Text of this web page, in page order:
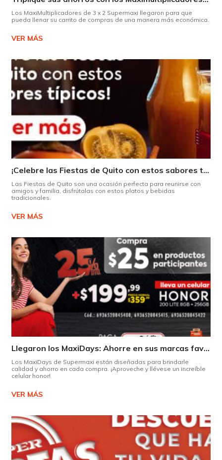
Los MaxiMultiplicadores de 3 x 2 Supermaxi llegaron para que
pueda llenar su carrito de compras de una manera más económica.
VER MÁS
¡Celebre las Fiestas de Quito con estos sabores típicos!
Las Fiestas de Quito son una ocasión perfecta para reunirse con
amigos y familia, disfrútalas con estos platos y bebidas
tradicionales.
VER MÁS
Llegaron los MaxiDays: Ahorre en sus marcas favoritas
Los MaxiDays de Supermaxi están diseñadas para brindarle
calidad y ahorro en cada compra. ¡Aproveche y llévese un increíble
celular honor!
VER MÁS